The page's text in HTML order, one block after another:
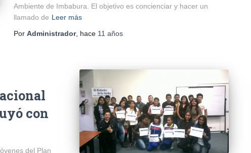
Ambiente de Imbabura. El objetivo es concienciar y hacer un
llamado de Leer más
Por Administrador, hace 11 años
con
del Plan